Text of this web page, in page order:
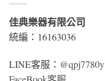
佳典樂器有限公司
統編：16163036
LINE客服： @qpj7780y